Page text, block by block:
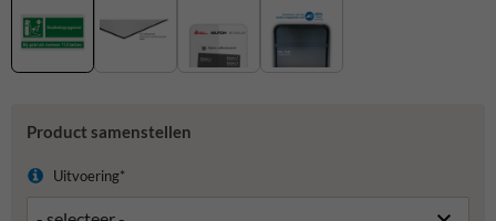
Product samenstellen
Uitvoering*